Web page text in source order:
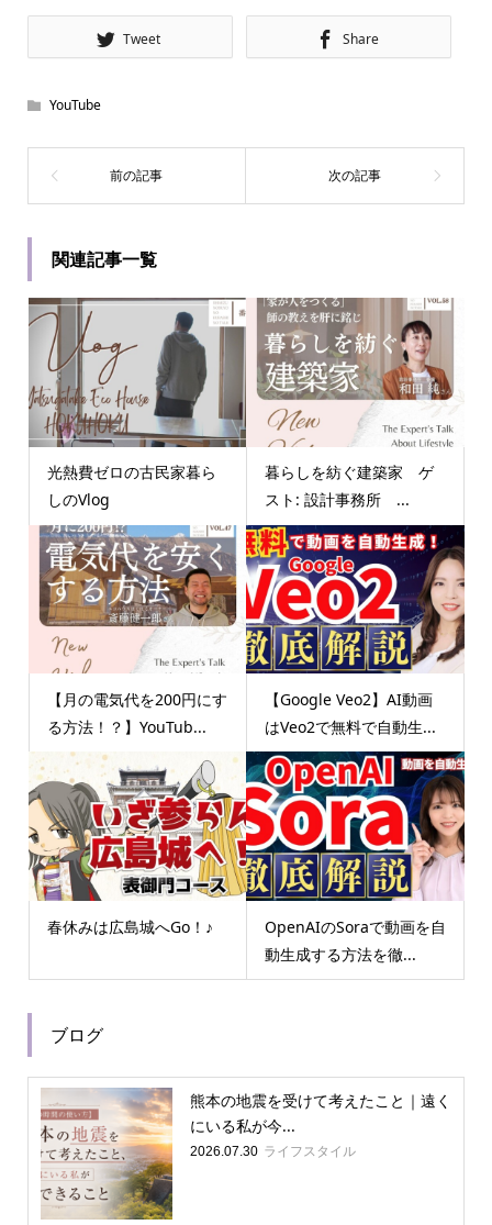
Tweet Share
YouTube
関連記事一覧
光熱費ゼロの古民家暮ら
しのVlog
暮らしを紡ぐ建築家 ゲ
スト: 設計事務所 ...
【月の電気代を200円にす
る方法！？】YouTub...
【Google Veo2】AI動画
はVeo2で無料で自動生...
春休みは広島城へGo！♪
OpenAIのSoraで動画を自
動生成する方法を徹...
ブログ
熊本の地震を受けて考えたこと｜遠く
にいる私が今...
2026.07.30 ライフスタイル